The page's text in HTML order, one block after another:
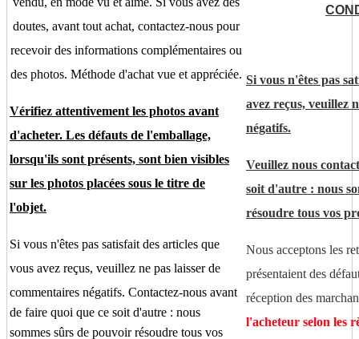
doutes, avant tout achat, contactez-nous pour
recevoir des informations complémentaires ou
des photos. Méthode d'achat vue et appréciée.
Vérifiez attentivement les photos avant
d'acheter. Les défauts de l'emballage,
lorsqu'ils sont présents, sont bien visibles
sur les photos placées sous le titre de
l'objet.
Si vous n'êtes pas satisfait des articles que
vous avez reçus, veuillez ne pas laisser de
commentaires négatifs. Contactez-nous avant
de faire quoi que ce soit d'autre : nous
sommes sûrs de pouvoir résoudre tous vos
Si vous n'êtes pas
avez reçus, veuillez
négatifs.
Veuillez nous
soit d'autre : nous
résoudre tous vos
Nous acceptons les
présentaient des
réception des
l'acheteur selon les